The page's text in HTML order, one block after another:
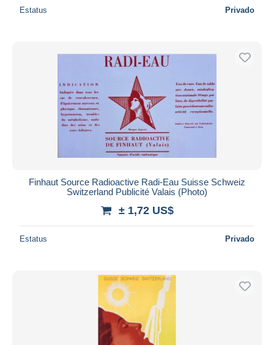
Estatus Privado
Finhaut Source Radioactive Radi-Eau Suisse Schweiz
Switzerland Publicité Valais (Photo)
± 1,72 US$
Estatus Privado